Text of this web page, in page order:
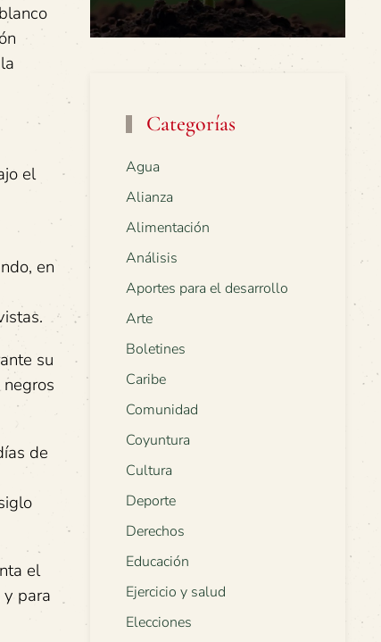
el
en
su
de
el
para
Categorías
Agua
Alianza
Alimentación
Análisis
Aportes para el desarrollo
Arte
Boletines
Caribe
Comunidad
Coyuntura
Cultura
Deporte
Derechos
Educación
Ejercicio y salud
Elecciones